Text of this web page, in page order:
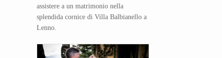
assistere a un matrimonio nella
splendida cornice di Villa Balbianello a
Lenno.